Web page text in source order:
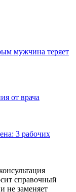
мужчина теряет
от врача
3 рабочих
справочный
не заменяет